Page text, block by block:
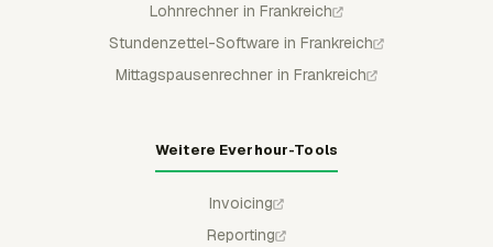
Lohnrechner in Frankreich
Stundenzettel-Software in Frankreich
Mittagspausenrechner in Frankreich
Weitere Everhour-Tools
Invoicing
Reporting